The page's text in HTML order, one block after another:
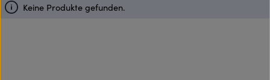
Keine Produkte gefunden.